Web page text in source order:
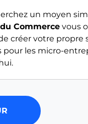
un moyen
Commerce vous
créer votre propre
pour les micro-